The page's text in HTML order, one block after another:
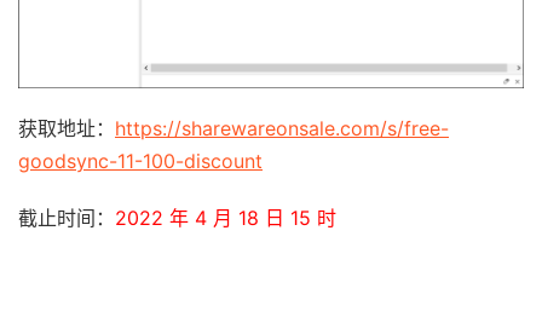
获取地址： https://sharewareonsale.com/s/free-
goodsync-11-100-discount
截止时间： 2022 年 4 月 18 日 15 时